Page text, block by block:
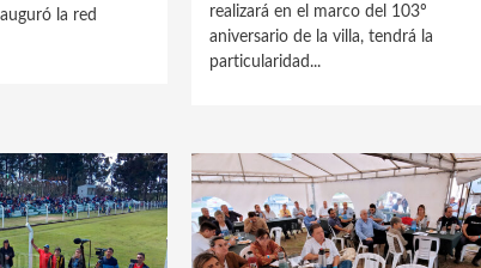
la red
realizará en el marco del 103º
aniversario de la villa, tendrá la
particularidad...